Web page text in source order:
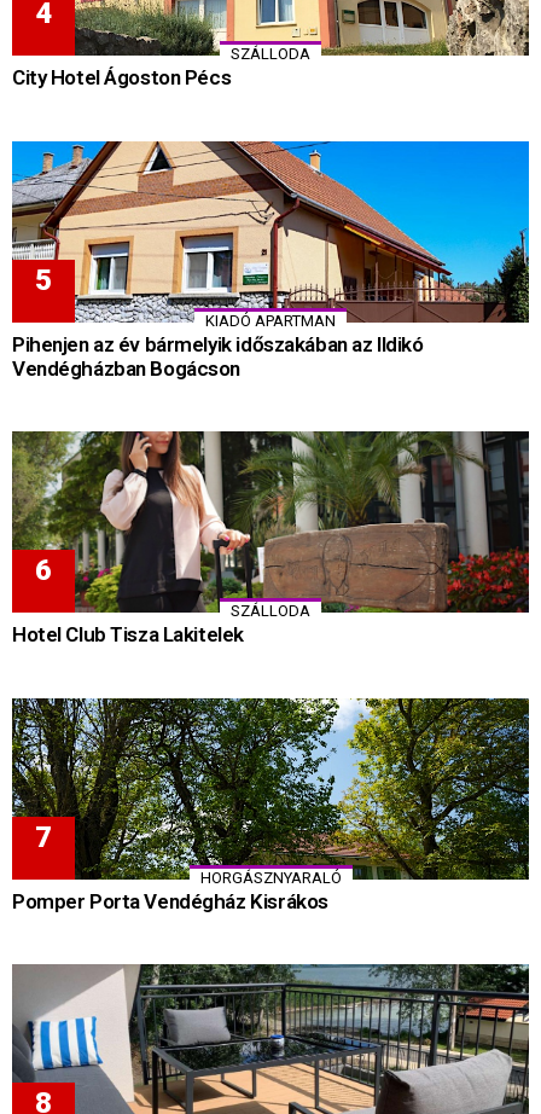
SZÁLLODA
City Hotel Ágoston Pécs
KIADÓ APARTMAN
Pihenjen az év bármelyik időszakában az Ildikó
Vendégházban Bogácson
SZÁLLODA
Hotel Club Tisza Lakitelek
HORGÁSZNYARALÓ
Pomper Porta Vendégház Kisrákos